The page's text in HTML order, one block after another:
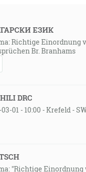
ЕЗИК
Richtige Einordnung
Br. Branhams
DRC
03-01 - 10:00 - Krefeld -
"Richtige Einordnung